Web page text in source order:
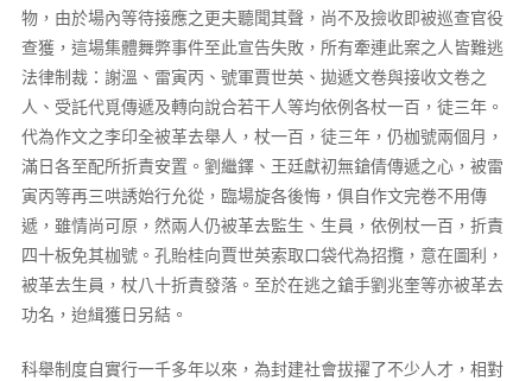
物，由於場內等待接應之更夫聽聞其聲，尚不及撿收即被巡查官役
查獲，這場集體舞弊事件至此宣告失敗，所有牽連此案之人皆難逃
法律制裁：謝溫、雷寅丙、號軍賈世英、拋遞文卷與接收文卷之
人、受託代覓傳遞及轉向說合若干人等均依例各杖一百，徒三年。
代為作文之李印全被革去舉人，杖一百，徒三年，仍枷號兩個月，
滿日各至配所折責安置。劉繼鐸、王廷獻初無鎗倩傳遞之心，被雷
寅丙等再三哄誘始行允從，臨場旋各後悔，俱自作文完卷不用傳
遞，雖情尚可原，然兩人仍被革去監生、生員，依例杖一百，折責
四十板免其枷號。孔貽桂向賈世英索取口袋代為招攬，意在圖利，
被革去生員，杖八十折責發落。至於在逃之鎗手劉兆奎等亦被革去
功名，迨緝獲日另結。
科舉制度自實行一千多年以來，為封建社會拔擢了不少人才，相對